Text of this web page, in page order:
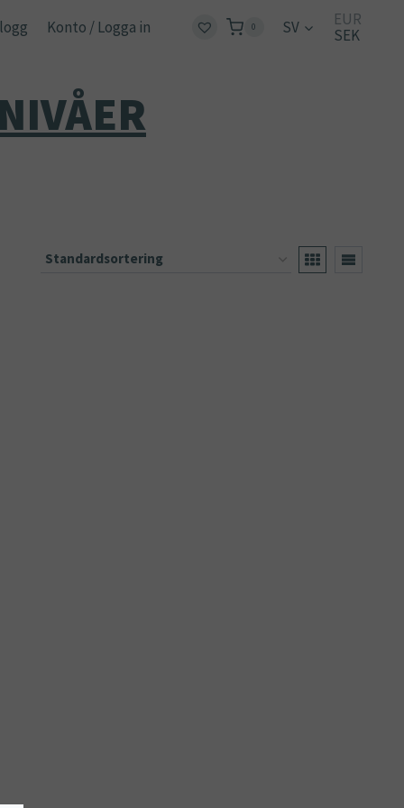
Konto / Logga in 0 SV
EUR
SEK